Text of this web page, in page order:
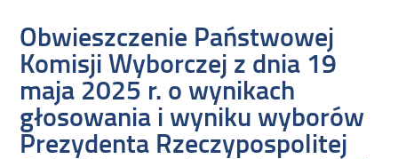
Obwieszczenie Państwowej
Komisji Wyborczej z dnia 19
maja 2025 r. o wynikach
głosowania i wyniku wyborów
Prezydenta Rzeczypospolitej